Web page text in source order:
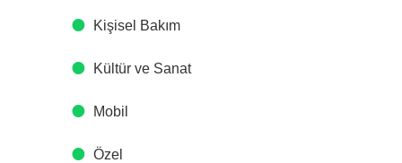
Kişisel Bakım
Kültür ve Sanat
Mobil
Özel